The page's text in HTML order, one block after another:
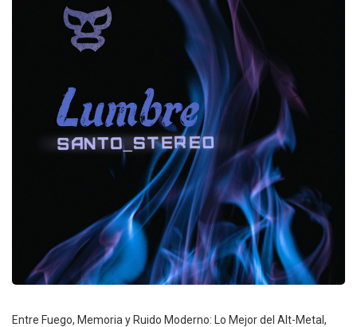
Entre Fuego, Memoria y Ruido Moderno: Lo Mejor del Alt-Metal,